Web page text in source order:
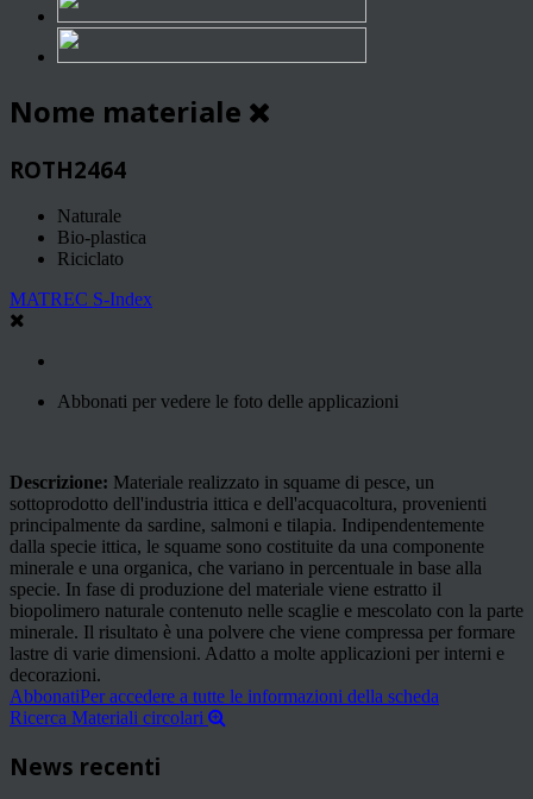
Nome materiale
ROTH2464
Naturale
Bio-plastica
Riciclato
MATREC S-Index
Abbonati per vedere le foto delle applicazioni
Descrizione: Materiale realizzato in squame di pesce, un
sottoprodotto dell'industria ittica e dell'acquacoltura, provenienti
principalmente da sardine, salmoni e tilapia. Indipendentemente
dalla specie ittica, le squame sono costituite da una componente
minerale e una organica, che variano in percentuale in base alla
specie. In fase di produzione del materiale viene estratto il
biopolimero naturale contenuto nelle scaglie e mescolato con la parte
minerale. Il risultato è una polvere che viene compressa per formare
lastre di varie dimensioni. Adatto a molte applicazioni per interni e
decorazioni.
AbbonatiPer accedere a tutte le informazioni della scheda
Ricerca Materiali circolari
News recenti